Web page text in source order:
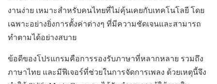
งานง่าย เหมาะสำหรับคนไทยที่ไม่คุ้นเคยกับเทคโนโลยี โดย
เฉพาะอย่างยิ่งการตั้งค่าต่างๆ ที่มีความชัดเจนและสามารถ
ทำตามได้อย่างสบาย
ข้อดีของโปรแกรมคือการรองรับภาษาที่หลากหลาย รวมถึง
ภาษาไทย และมีฟีเจอร์ที่ช่วยในการจัดการเพลง ด้วยเหตุนี้จึง